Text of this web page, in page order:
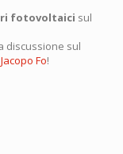
fotovoltaici sul
discussione sul
Fo!